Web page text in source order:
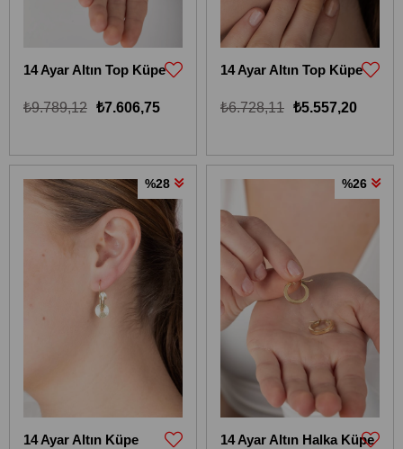
14 Ayar Altın Top Küpe
₺7.606,75
₺9.789,12
14 Ayar Altın Top Küpe
₺5.557,20
₺6.728,11
14 Ayar Altın Küpe
%28
14 Ayar Altın Halka Küpe
%26